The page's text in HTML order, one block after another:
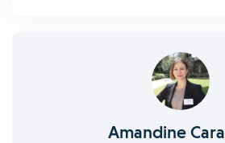
Amandine